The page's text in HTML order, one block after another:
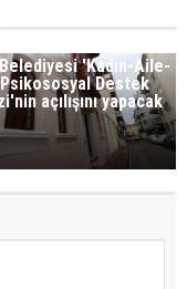
'Kadın-Aile-
Destek
açılışını yapacak